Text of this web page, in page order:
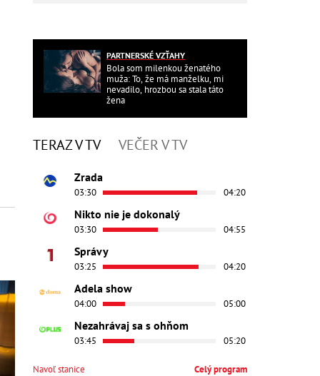
PARTNERSKÉ VZŤAHY
Bola som milenkou ženatého
muža: To, že má manželku, mi
nevadilo, hrozbou sa stala táto
žena
TERAZ V TV VEČER V TV
Zrada
03:30 04:20
Nikto nie je dokonalý
03:30 04:55
Správy
03:25 04:20
Adela show
04:00 05:00
Nezahrávaj sa s ohňom
03:45 05:20
Navoľ stanice Celý program